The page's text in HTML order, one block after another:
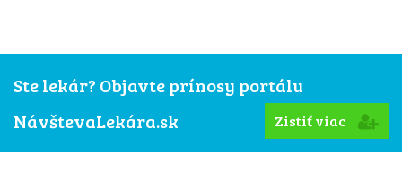
Ste lekár? Objavte prínosy portálu
NávštevaLekára.sk
Zistiť viac